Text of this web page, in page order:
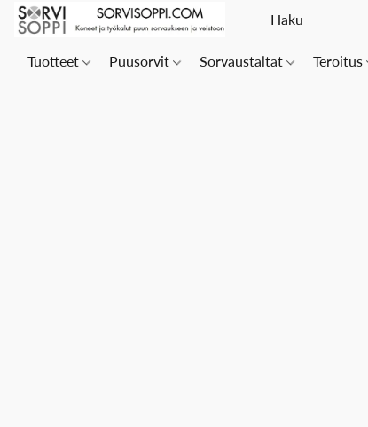
Tuotteet Puusorvit Sorvaustaltat Teroitus